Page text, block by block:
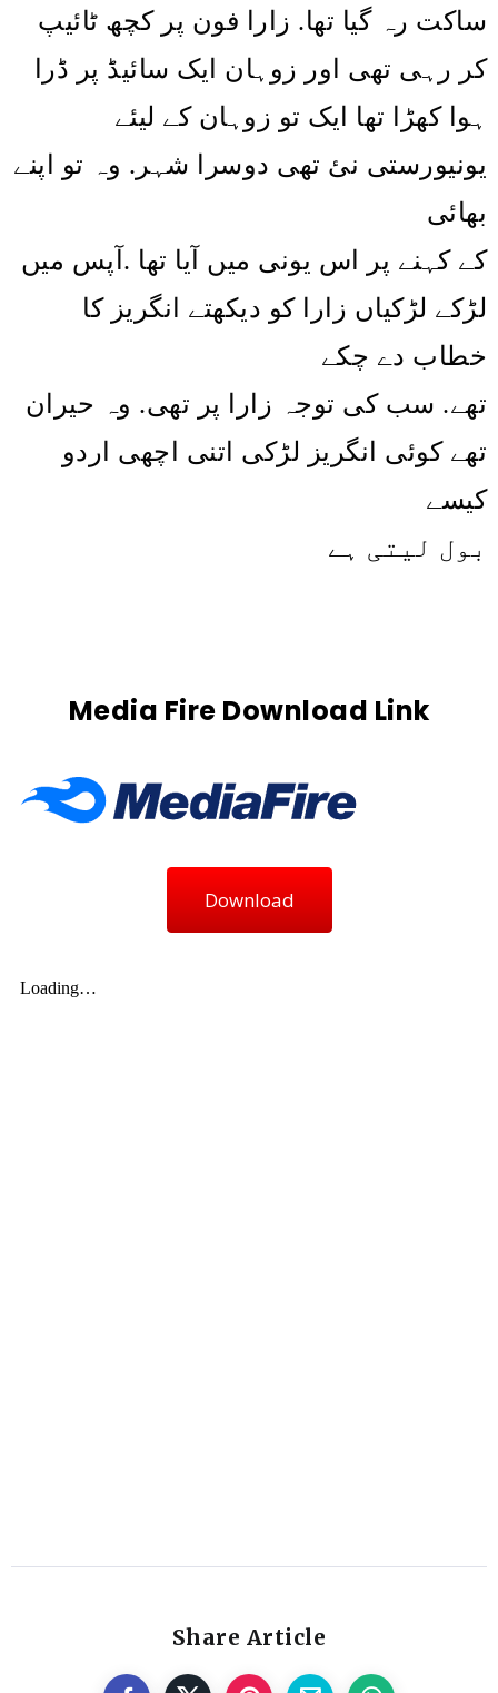
ساکت رہ گیا تھا. زارا فون پر کچھ ٹائیپ
کر رہی تھی اور زوہان ایک سائیڈ پر ڈرا
ہوا کھڑا تھا ایک تو زوہان کے لیئے
یونیورستی نئ تھی دوسرا شہر. وہ تو اپنے
بھائی
کے کہنے پر اس یونی میں آیا تھا . آپس میں
لڑکے لڑکیاں زارا کو دیکھتے انگریز کا
خطاب دے چکے
تھے. سب کی توجہ زارا پر تھی. وہ حیران
تھے کوئی انگریز لڑکی اتنی اچھی اردو
کیسے
بول لیتی ہے
Media Fire Download Link
Download
Share Article